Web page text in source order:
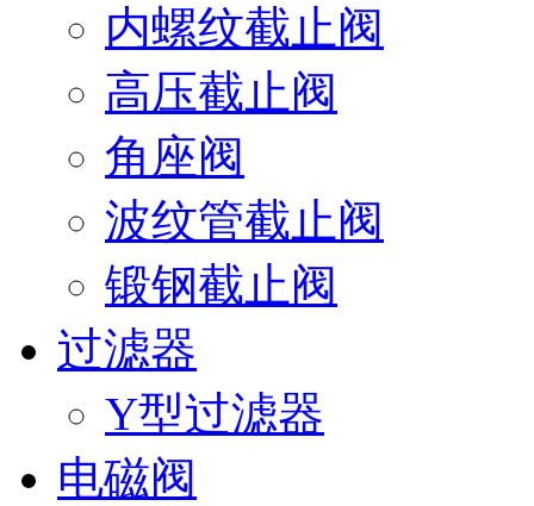
内螺纹截止阀
高压截止阀
角座阀
波纹管截止阀
锻钢截止阀
过滤器
Y型过滤器
电磁阀